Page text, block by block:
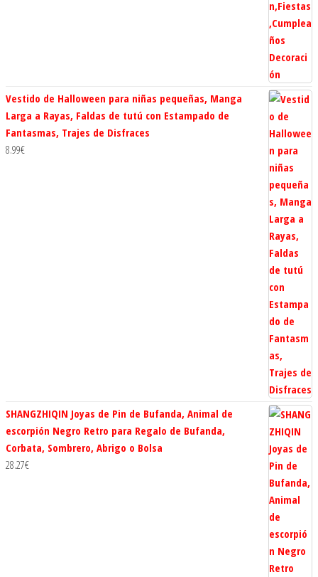
Vestido de Halloween para niñas pequeñas, Manga
Larga a Rayas, Faldas de tutú con Estampado de
Fantasmas, Trajes de Disfraces
8.99€
SHANGZHIQIN Joyas de Pin de Bufanda, Animal de
escorpión Negro Retro para Regalo de Bufanda,
Corbata, Sombrero, Abrigo o Bolsa
28.27€